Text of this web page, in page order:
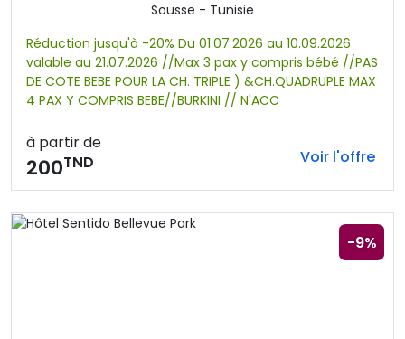
Sousse - Tunisie
Réduction jusqu'à -20% Du 01.07.2026 au 10.09.2026
valable au 21.07.2026 //Max 3 pax y compris bébé //PAS
DE COTE BEBE POUR LA CH. TRIPLE ) &CH.QUADRUPLE MAX
4 PAX Y COMPRIS BEBE//BURKINI // N'ACC
à partir de
200TND Voir l'offre
-9%